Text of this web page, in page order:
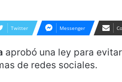
Twitter Messenger
aprobó una ley para
de redes sociales.